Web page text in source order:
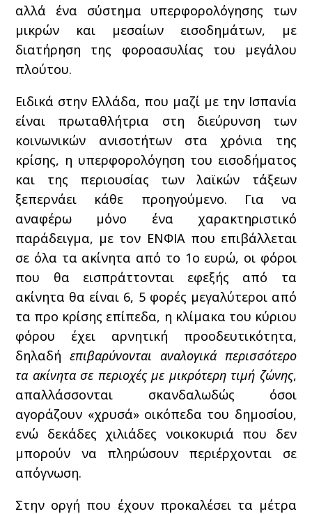
αλλά ένα σύστημα υπερφορολόγησης των
μικρών και μεσαίων εισοδημάτων, με
διατήρηση της φοροασυλίας του μεγάλου
πλούτου.
Ειδικά στην Ελλάδα, που μαζί με την Ισπανία
είναι πρωταθλήτρια στη διεύρυνση των
κοινωνικών ανισοτήτων στα χρόνια της
κρίσης, η υπερφορολόγηση του εισοδήματος
και της περιουσίας των λαϊκών τάξεων
ξεπερνάει κάθε προηγούμενο. Για να
αναφέρω μόνο ένα χαρακτηριστικό
παράδειγμα, με τον ΕΝΦΙΑ που επιβάλλεται
σε όλα τα ακίνητα από το 1ο ευρώ, οι φόροι
που θα εισπράττονται εφεξής από τα
ακίνητα θα είναι 6, 5 φορές μεγαλύτεροι από
τα προ κρίσης επίπεδα, η κλίμακα του κύριου
φόρου έχει αρνητική προοδευτικότητα,
δηλαδήεπιβαρύνονται αναλογικά περισσότερο
τα ακίνητα σε περιοχές με μικρότερη τιμή ζώνης,
απαλλάσσονται σκανδαλωδώς όσοι
αγοράζουν «χρυσά» οικόπεδα του δημοσίου,
ενώ δεκάδες χιλιάδες νοικοκυριά που δεν
μπορούν να πληρώσουν περιέρχονται σε
απόγνωση.
Στην οργή που έχουν προκαλέσει τα μέτρα